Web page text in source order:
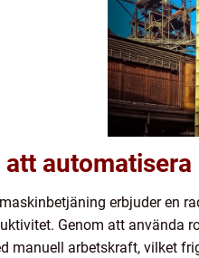
att
erbjuder en
Genom att använda
manuell arbetskraft, vilket